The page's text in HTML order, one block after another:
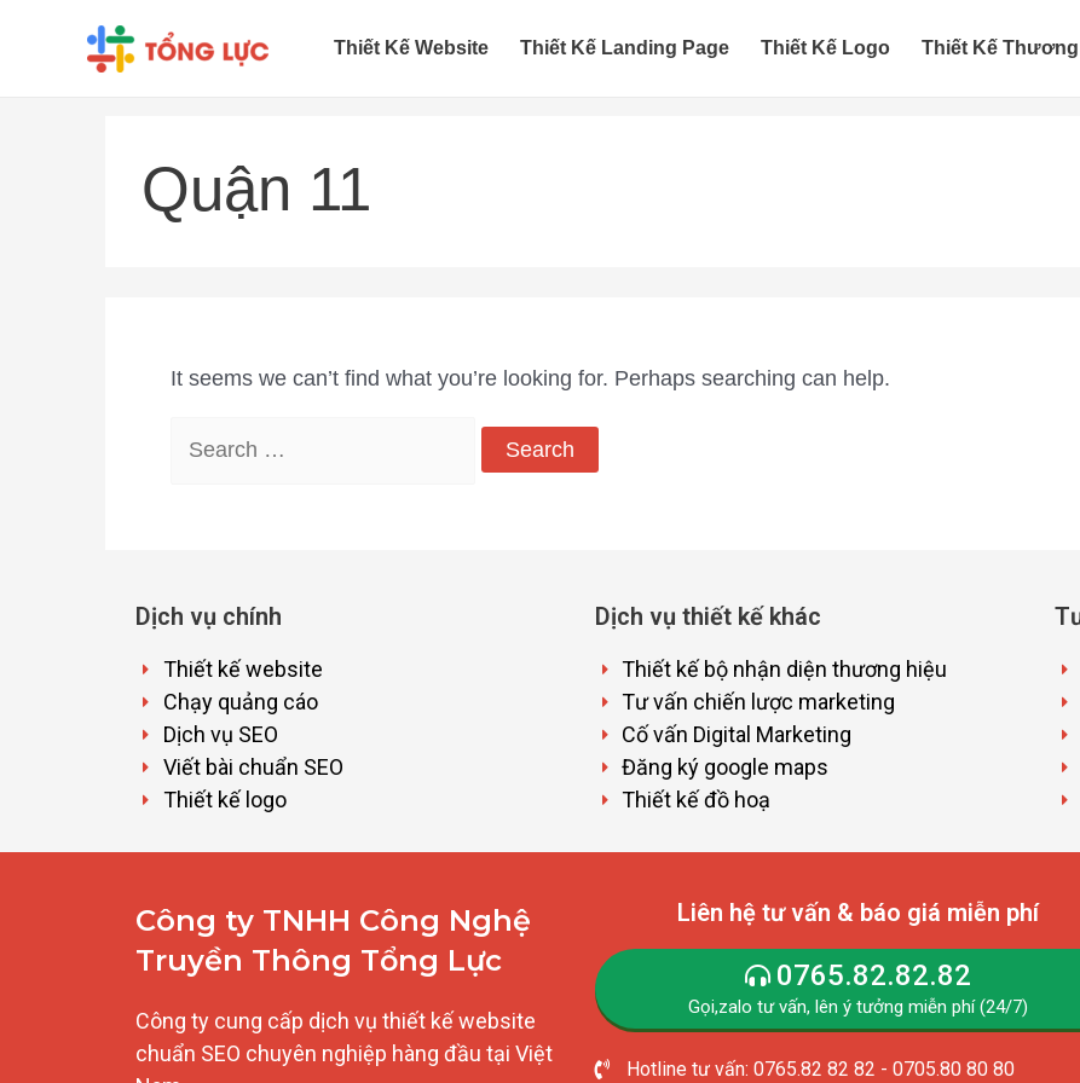
Thiết Kế Website Thiết Kế Landing Page Thiết Kế Logo Thiết Kế
Quận 11
It seems we can’t find what you’re looking for. Perhaps searching can help.
Dịch vụ chính
Thiết kế website
Chạy quảng cáo
Dịch vụ SEO
Viết bài chuẩn SEO
Thiết kế logo
Dịch vụ thiết kế khác
Thiết kế bộ nhận diện thương hiệu
Tư vấn chiến lược marketing
Cố vấn Digital Marketing
Đăng ký google maps
Thiết kế đồ hoạ
Công ty TNHH Công Nghệ
Truyền Thông Tổng Lực
Công ty cung cấp dịch vụ thiết kế website
chuẩn SEO chuyên nghiệp hàng đầu tại Việt
Liên hệ tư vấn & báo giá miễn phí
0765.82.82.82
Gọi,zalo tư vấn, lên ý tưởng miễn phí (24/7)
Hotline tư vấn: 0765.82 82 82 - 0705.80 80 80